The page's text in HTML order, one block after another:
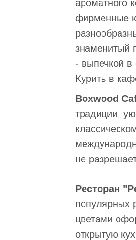
ароматного
фирменные
знаменитый
- выпечкой
Курить в
Boxwood
традиции,
не
Ресторан
популярных
цветами
открытую